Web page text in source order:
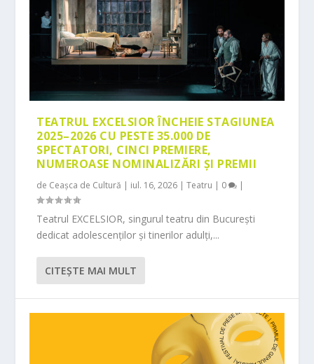
TEATRUL EXCELSIOR ÎNCHEIE STAGIUNEA
2025–2026 CU PESTE 35.000 DE
SPECTATORI, CINCI PREMIERE,
NUMEROASE NOMINALIZĂRI ȘI PREMII
de Ceașca de Cultură | iul. 16, 2026 |Teatru | 0 |
Teatrul EXCELSIOR, singurul teatru din București
dedicat adolescenților și tinerilor adulți,...
CITEŞTE MAI MULT